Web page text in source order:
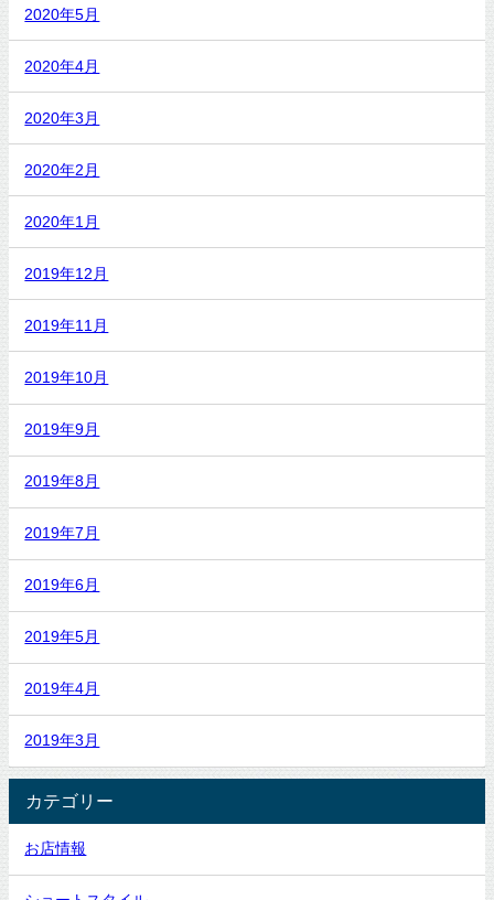
2020年5月
2020年4月
2020年3月
2020年2月
2020年1月
2019年12月
2019年11月
2019年10月
2019年9月
2019年8月
2019年7月
2019年6月
2019年5月
2019年4月
2019年3月
カテゴリー
お店情報